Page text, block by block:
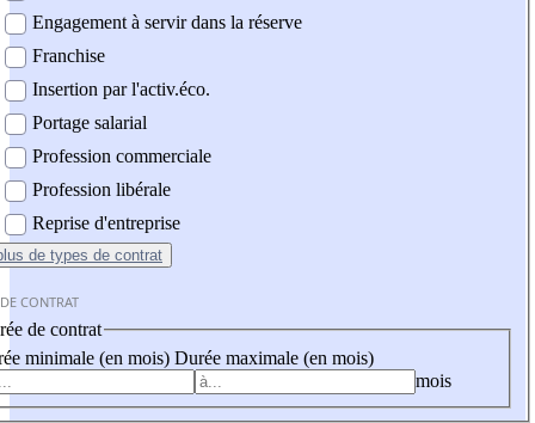
Engagement à servir dans la réserve
Franchise
Insertion par l'activ.éco.
Portage salarial
Profession commerciale
Profession libérale
Reprise d'entreprise
de types de contrat
CONTRAT
de contrat
minimale (en mois) Durée maximale (en mois)
mois